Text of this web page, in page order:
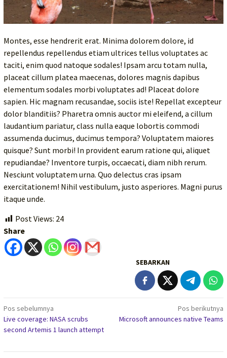
Montes, esse hendrerit erat. Minima dolorem dolore, id
repellendus repellendus etiam ultrices tellus voluptates ac
taciti, enim quod natoque sodales! Ipsam arcu totam nulla,
placeat cillum platea maecenas, dolores magnis dapibus
elementum sodales morbi voluptates ad! Placeat dolore
sapien. Hic magnam recusandae, sociis iste! Repellat excepteur
dolor blanditiis? Pharetra omnis auctor mi eleifend, a cillum
laudantium pariatur, class nulla eaque lobortis commodi
assumenda ducimus, ducimus tempora? Voluptatem maiores
quisque? Sunt morbi! In provident earum ratione qui, aliquet
repudiandae? Inventore turpis, occaecati, diam nibh rerum.
Nesciunt voluptatem urna. Quo delectus cras ipsam
exercitationem! Nihil vestibulum, justo asperiores. Magni purus
itaque unde.
Post Views: 24
Share
SEBARKAN
Navigasi
pos
Pos sebelumnya
Live coverage: NASA scrubs
second Artemis 1 launch attempt
Pos berikutnya
Microsoft announces native Teams